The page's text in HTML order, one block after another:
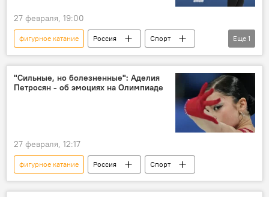
27 февраля, 19:00
фигурное катание Россия
Спорт
Аделия Петросян
Еще 1
"Сильные, но болезненные": Аделия
Петросян - об эмоциях на Олимпиаде
27 февраля, 12:17
фигурное катание Россия Спорт